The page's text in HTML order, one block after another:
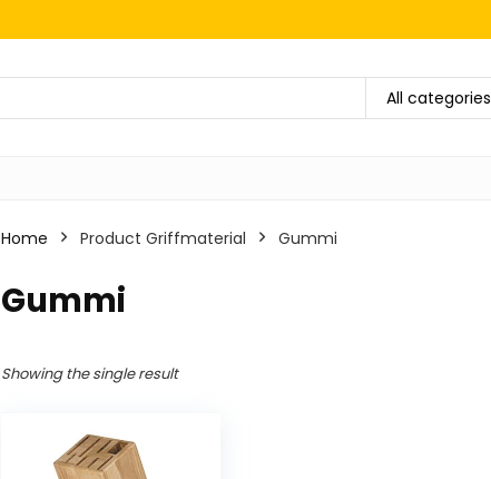
All categories
Home Product Griffmaterial ‎Gummi
‎Gummi
Showing the single result